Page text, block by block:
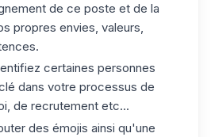
de ce poste et de la
propres envies, valeurs,
certaines personnes
dans votre processus de
de recrutement etc...
des émojis ainsi qu'une